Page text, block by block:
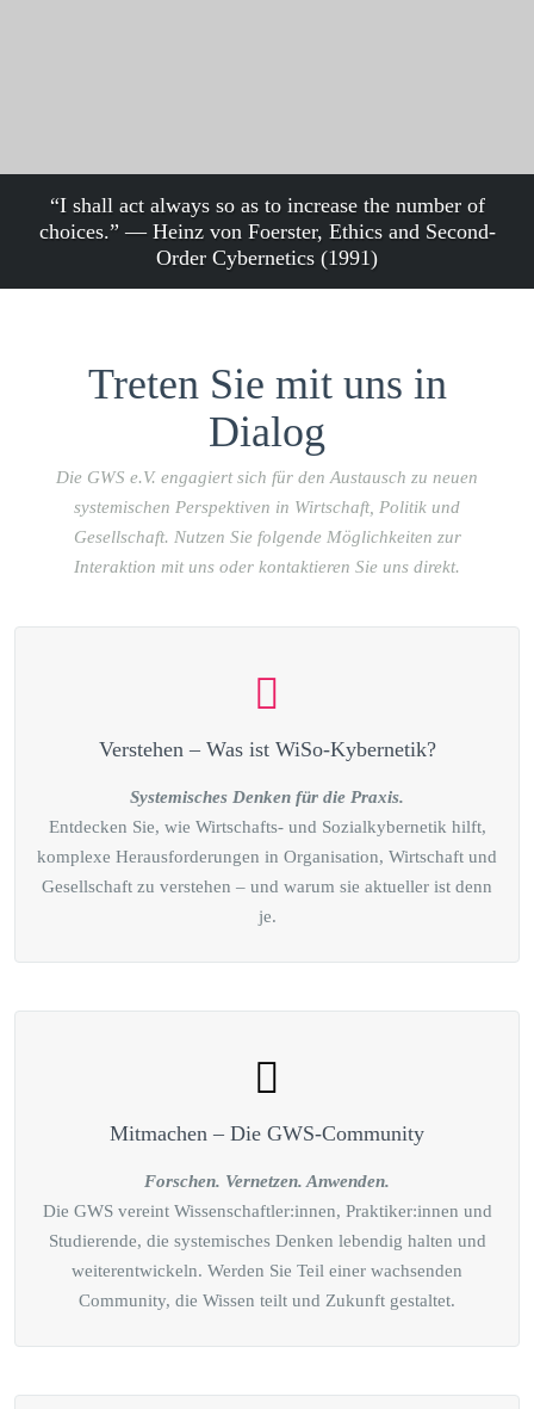
“I shall act always so as to increase the number of
choices.” — Heinz von Foerster, Ethics and Second-
Order Cybernetics (1991)
Treten Sie mit uns in
Dialog
Die GWS e.V. engagiert sich für den Austausch zu neuen
systemischen Perspektiven in Wirtschaft, Politik und
Gesellschaft. Nutzen Sie folgende Möglichkeiten zur
Interaktion mit uns oder kontaktieren Sie uns direkt.
Verstehen – Was ist WiSo-Kybernetik?
Systemisches Denken für die Praxis.
Entdecken Sie, wie Wirtschafts- und Sozialkybernetik hilft,
komplexe Herausforderungen in Organisation, Wirtschaft und
Gesellschaft zu verstehen – und warum sie aktueller ist denn
je.
Mitmachen – Die GWS-Community
Forschen. Vernetzen. Anwenden.
Die GWS vereint Wissenschaftler:innen, Praktiker:innen und
Studierende, die systemisches Denken lebendig halten und
weiterentwickeln. Werden Sie Teil einer wachsenden
Community, die Wissen teilt und Zukunft gestaltet.